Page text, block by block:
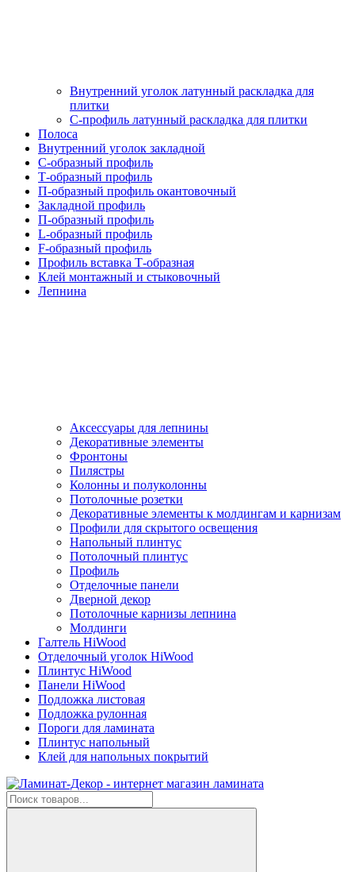
Внутренний уголок латунный раскладка для
плитки
С-профиль латунный раскладка для плитки
Полоса
Внутренний уголок закладной
С-образный профиль
Т-образный профиль
П-образный профиль окантовочный
Закладной профиль
П-образный профиль
L-образный профиль
F-образный профиль
Профиль вставка Т-образная
Клей монтажный и стыковочный
Лепнина
Аксессуары для лепнины
Декоративные элементы
Фронтоны
Пилястры
Колонны и полуколонны
Потолочные розетки
Декоративные элементы к молдингам и карнизам
Профили для скрытого освещения
Напольный плинтус
Потолочный плинтус
Профиль
Отделочные панели
Дверной декор
Потолочные карнизы лепнина
Молдинги
Галтель HiWood
Отделочный уголок HiWood
Плинтус HiWood
Панели HiWood
Подложка листовая
Подложка рулонная
Пороги для ламината
Плинтус напольный
Клей для напольных покрытий